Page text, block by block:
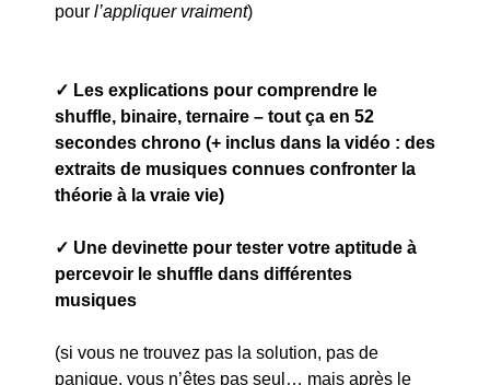
pour l’appliquer vraiment)
✓ Les explications pour comprendre le
shuffle, binaire, ternaire – tout ça en 52
secondes chrono (+ inclus dans la vidéo : des
extraits de musiques connues confronter la
théorie à la vraie vie)
✓ Une devinette pour tester votre aptitude à
percevoir le shuffle dans différentes
musiques
(si vous ne trouvez pas la solution, pas de
panique, vous n’êtes pas seul… mais après le